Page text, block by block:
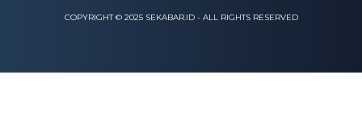
COPYRIGHT © 2025 SEKABAR.ID - ALL RIGHTS RESERVED